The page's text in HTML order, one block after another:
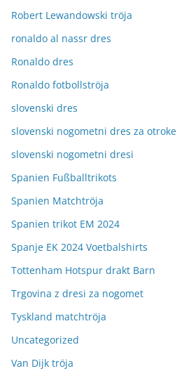
Robert Lewandowski tröja
ronaldo al nassr dres
Ronaldo dres
Ronaldo fotbollströja
slovenski dres
slovenski nogometni dres za otroke
slovenski nogometni dresi
Spanien Fußballtrikots
Spanien Matchtröja
Spanien trikot EM 2024
Spanje EK 2024 Voetbalshirts
Tottenham Hotspur drakt Barn
Trgovina z dresi za nogomet
Tyskland matchtröja
Uncategorized
Van Dijk tröja